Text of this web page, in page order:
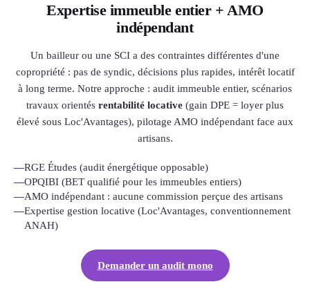
Expertise immeuble entier + AMO
indépendant
Un bailleur ou une SCI a des contraintes différentes d'une
copropriété : pas de syndic, décisions plus rapides, intérêt locatif
à long terme. Notre approche : audit immeuble entier, scénarios
travaux orientés rentabilité locative (gain DPE = loyer plus
élevé sous Loc'Avantages), pilotage AMO indépendant face aux
artisans.
—RGE Études (audit énergétique opposable)
—OPQIBI (BET qualifié pour les immeubles entiers)
—AMO indépendant : aucune commission perçue des artisans
—Expertise gestion locative (Loc'Avantages, conventionnement
ANAH)
Demander un audit mono